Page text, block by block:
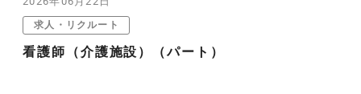
求人・リクルート
看護師（介護施設）（パート）